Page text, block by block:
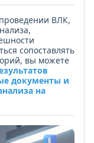
ВЛК,
сопоставлять
вы можете
документы и
на